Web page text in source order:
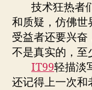
技术狂热者们
和质疑，仿佛世
受益者还要兴
不是真实的，至
IT99轻描淡
还记得上一次和